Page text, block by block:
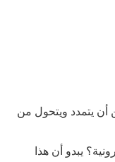
أن يتمدد ويتحول من
يبدو أن هذا